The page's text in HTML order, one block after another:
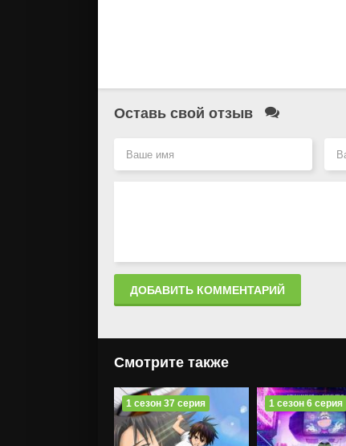
Оставь свой отзыв
ДОБАВИТЬ КОММЕНТАРИЙ
Смотрите также
1 сезон 37 серия 1 сезон 6 серия